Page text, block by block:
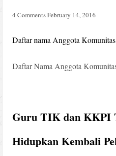
4 CommentsFebruary 14, 2016
Daftar nama Anggota
Daftar Nama Anggota
Guru TIK dan KKPI
Hidupkan Kembali